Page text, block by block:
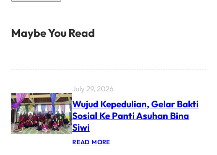
Maybe You Read
July 29, 2026
Wujud Kepedulian, Gelar Bakti
Sosial Ke Panti Asuhan Bina
Siwi
READ MORE